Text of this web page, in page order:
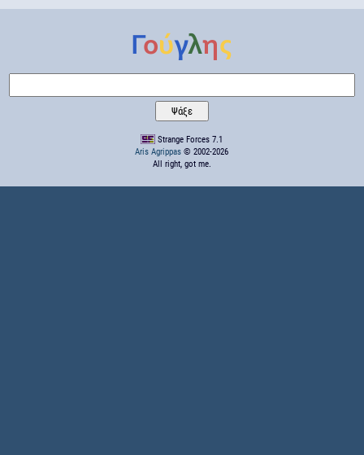
Strange Forces 7.1
Aris Agrippas © 2002-2026
All right, got me.